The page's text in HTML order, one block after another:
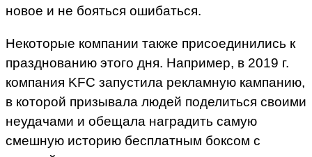
новое и не бояться ошибаться.
Некоторые компании также присоединились к
празднованию этого дня. Например, в 2019 г.
компания KFC запустила рекламную кампанию,
в которой призывала людей поделиться своими
неудачами и обещала наградить самую
смешную историю бесплатным боксом с